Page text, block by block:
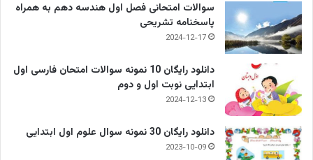
سوالات امتحانی فصل اول هندسه دهم به همراه
پاسخنامه تشریحی
2024-12-17
دانلود رایگان 10 نمونه سوالات امتحان فارسی اول
ابتدایی نوبت اول و دوم
2024-12-13
دانلود رایگان 30 نمونه سوال علوم اول ابتدایی
2023-10-09